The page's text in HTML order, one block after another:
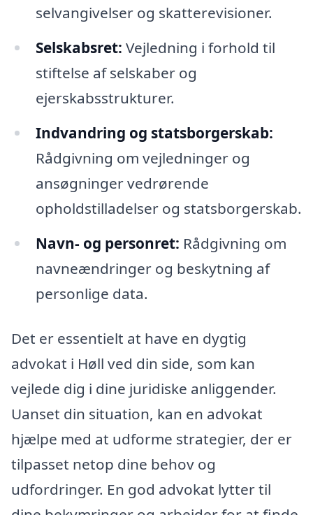
selvangivelser og skatterevisioner.
Selskabsret: Vejledning i forhold til
stiftelse af selskaber og
ejerskabsstrukturer.
Indvandring og statsborgerskab:
Rådgivning om vejledninger og
ansøgninger vedrørende
opholdstilladelser og statsborgerskab.
Navn- og personret: Rådgivning om
navneændringer og beskytning af
personlige data.
Det er essentielt at have en dygtig
advokat i Høll ved din side, som kan
vejlede dig i dine juridiske anliggender.
Uanset din situation, kan en advokat
hjælpe med at udforme strategier, der er
tilpasset netop dine behov og
udfordringer. En god advokat lytter til